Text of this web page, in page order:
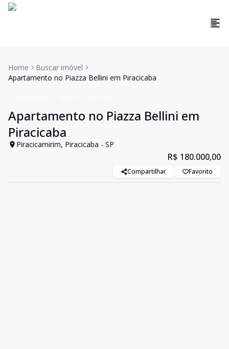
Home
Buscar imóvel
Apartamento no Piazza Bellini em Piracicaba
Apartamento no Piazza Bellini em
Piracicaba
Piracicamirim, Piracicaba - SP
R$ 180.000,00
Compartilhar Favorito